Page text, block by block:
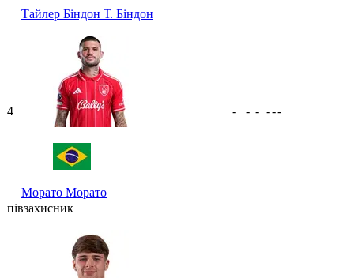
Тайлер Біндон Т. Біндон
4
Морато Морато
- - - ---
півзахисник